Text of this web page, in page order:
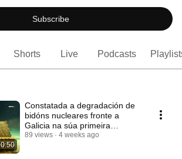
Subscribe
Shorts Live Podcasts
0:50
Constatada a degradación de
bidóns nucleares fronte a
Galicia na súa primeira
observación directa
89 views 4 weeks ago